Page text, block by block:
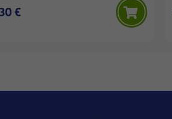
€